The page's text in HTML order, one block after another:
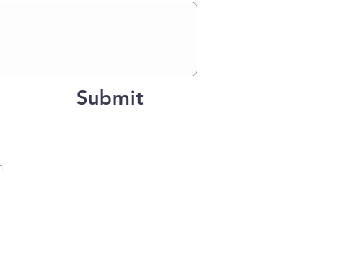
Submit